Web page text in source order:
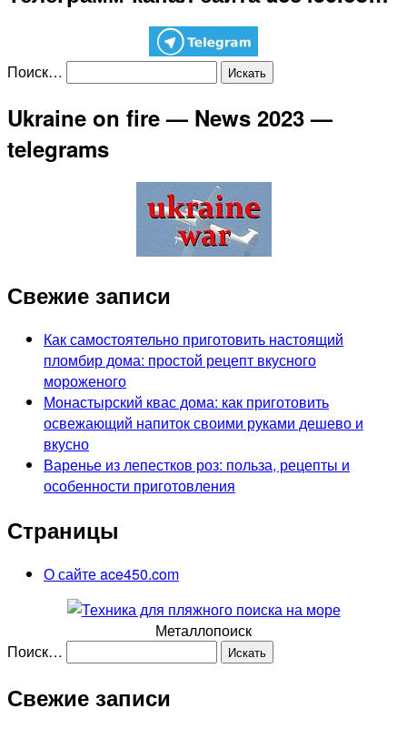
Поиск…
Ukraine on fire — News 2023 —
telegrams
Свежие записи
Как самостоятельно приготовить настоящий
пломбир дома: простой рецепт вкусного
мороженого
Монастырский квас дома: как приготовить
освежающий напиток своими руками дешево и
вкусно
Варенье из лепестков роз: польза, рецепты и
особенности приготовления
Страницы
О сайте ace450.com
Металлопоиск
Поиск…
Свежие записи